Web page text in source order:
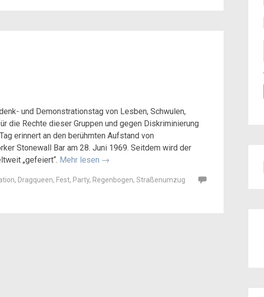
und Demonstrationstag von Lesben, Schwulen,
die Rechte dieser Gruppen und gegen Diskriminierung
erinnert an den berühmten Aufstand von
Stonewall Bar am 28. Juni 1969. Seitdem wird der
„gefeiert“. Mehr lesen →
, Dragqueen, Fest, Party, Regenbogen, Straßenumzug